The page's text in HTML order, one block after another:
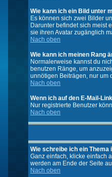
Wie kann ich ein Bild unter
Es können sich zwei Bilder
Darunter befindet sich meist
sie ihren Avatar zugänglich
Nach oben
Wie kann ich meinen Rang
Normalerweise kannst du
benutzen Ränge, um
unnötigen Beiträgen, nur um
Nach oben
Wenn ich auf den E-Mail-
Nur registrierte Benutzer
Nach oben
Wie schreibe ich ein Thema
Ganz einfach, klicke einfach
werden am Ende der Seite
Nach oben